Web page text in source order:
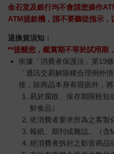
金石堂及銀行均不會請您操作
ATM提款機，請不要聽從指示，
退換貨須知：
**提醒您，鑑賞期不等於試用期
依據「消費者保護法」第19
「通訊交易解除權合理例外
後，除商品本身有瑕疵外，
易於腐敗、保存期限較短
鮮食品）
依消費者要求所為之客製
報紙、期刊或雜誌。（含
經消費者拆封之影音商品